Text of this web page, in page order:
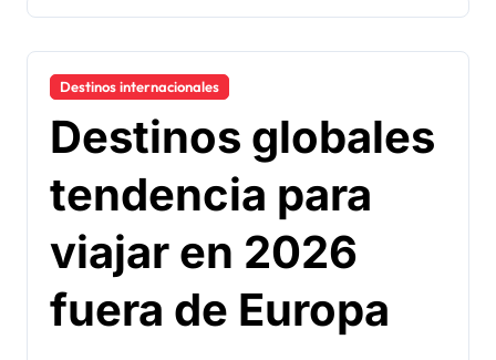
Destinos internacionales
Destinos globales
tendencia para
viajar en 2026
fuera de Europa